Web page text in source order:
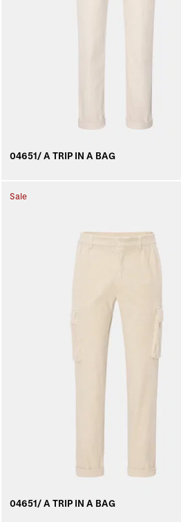
04651/ A TRIP IN A BAG
Sale
04651/ A TRIP IN A BAG